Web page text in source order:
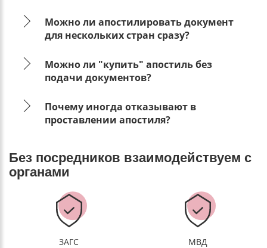
Можно ли апостилировать документ
для нескольких стран сразу?
Можно ли "купить" апостиль без
подачи документов?
Почему иногда отказывают в
проставлении апостиля?
Без посредников взаимодействуем с
органами
ЗАГС МВД